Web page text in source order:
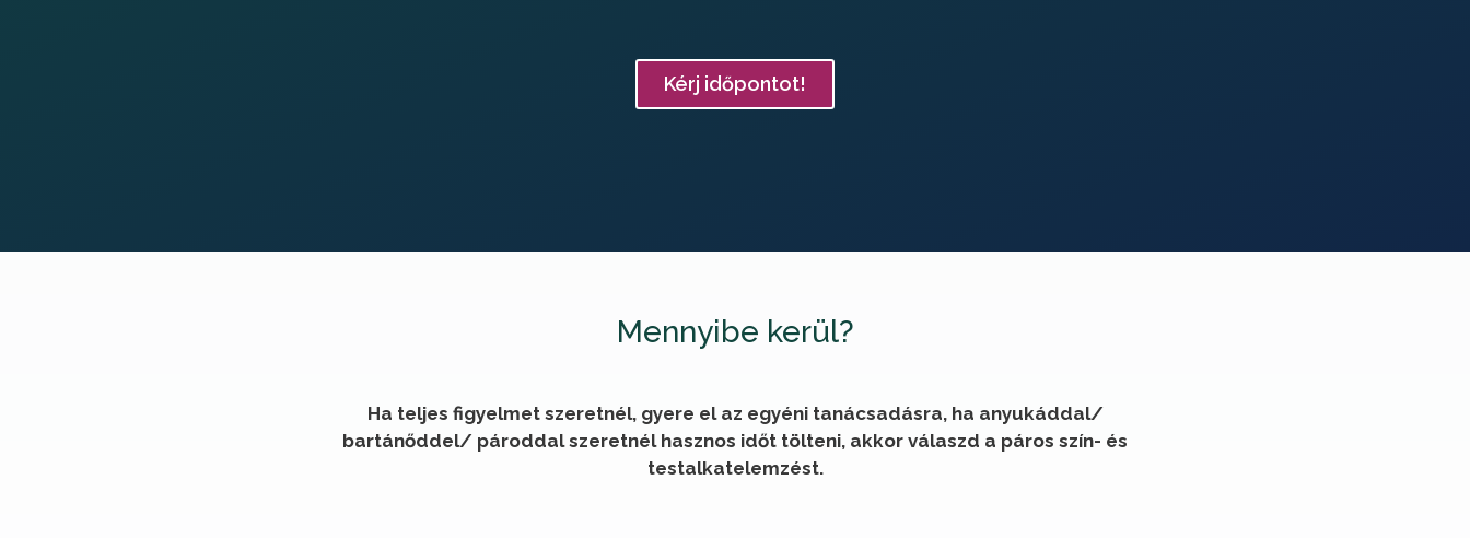
Kérj időpontot!
Mennyibe kerül?
Ha teljes figyelmet szeretnél, gyere el az egyéni tanácsadásra, ha anyukáddal/
bartánőddel/ pároddal szeretnél hasznos időt tölteni, akkor válaszd a páros szín- és
testalkatelemzést.